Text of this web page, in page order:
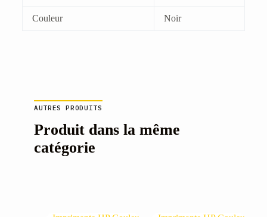
Couleur Noir
AUTRES PRODUITS
Produit dans la même
catégorie